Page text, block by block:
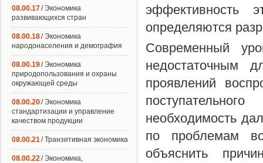
эффективность
определяются
Современный
недостаточным
проявлений
необходимость
по проблемам
объяснить
08.00.17/ Экономика
развивающихся стран
08.00.18/ Экономика
народонаселения и демография
08.00.19/ Экономика
природопользования и охраны
окружающей среды
08.00.20/ Экономика
стандартизации и управление
качеством продукции
08.00.21/ Транзитивная экономика
08.00.22/ Экономика,